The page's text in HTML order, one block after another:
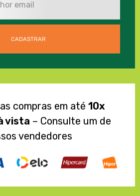
compras em até 10x
vista – Consulte um de
vendedores